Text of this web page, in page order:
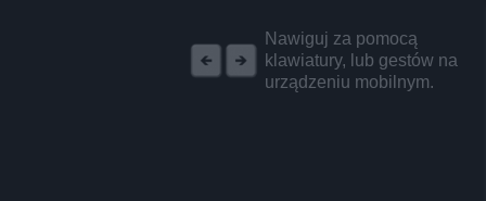
Nawiguj za pomocą
klawiatury, lub gestów na
urządzeniu mobilnym.